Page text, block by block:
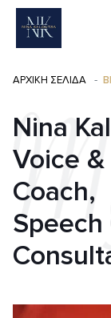
ΑΡΧΙΚΗ ΣΕΛΙΔΑ
Nina
Voice
Coach,